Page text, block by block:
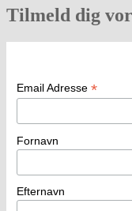
Tilmeld dig
Email Adresse *
Fornavn
Efternavn